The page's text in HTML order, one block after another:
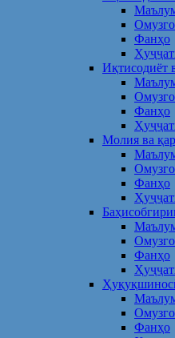
Фанҳо
Иқтисодиёт
Фанҳо
Молия ва
Фанҳо
Фанҳо
Фанҳо